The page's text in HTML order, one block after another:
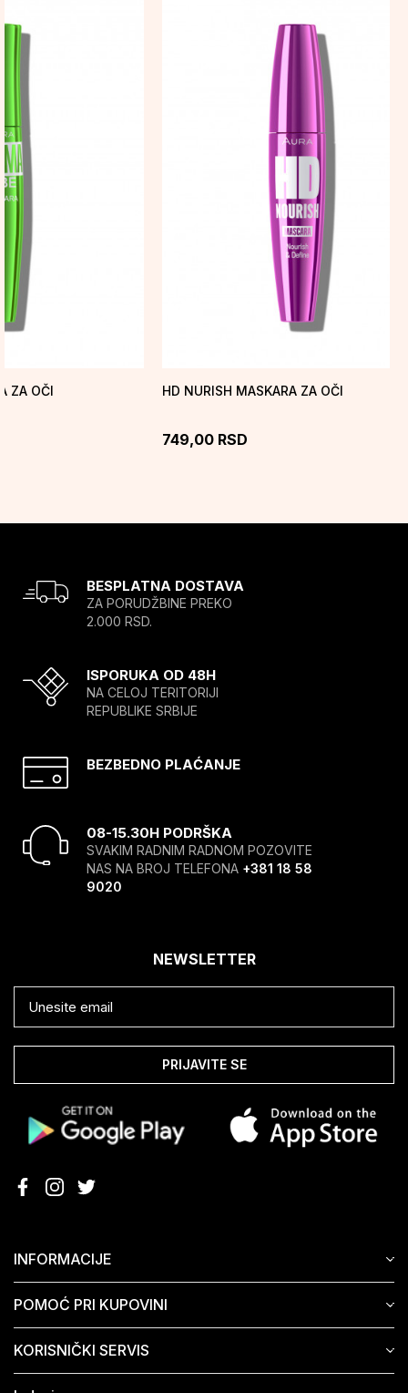
ZA OČI HD NURISH MASKARA ZA OČI
749,00 RSD
BESPLATNA DOSTAVA
ZA PORUDŽBINE PREKO
2.000 RSD.
ISPORUKA OD 48H
NA CELOJ TERITORIJI
REPUBLIKE SRBIJE
BEZBEDNO PLAĆANJE
08-15.30H PODRŠKA
SVAKIM RADNIM RADNOM POZOVITE
NAS NA BROJ TELEFONA +381 18 58
9020
INFORMACIJE
POMOĆ PRI KUPOVINI
KORISNIČKI SERVIS
NEWSLETTER
PRIJAVITE SE